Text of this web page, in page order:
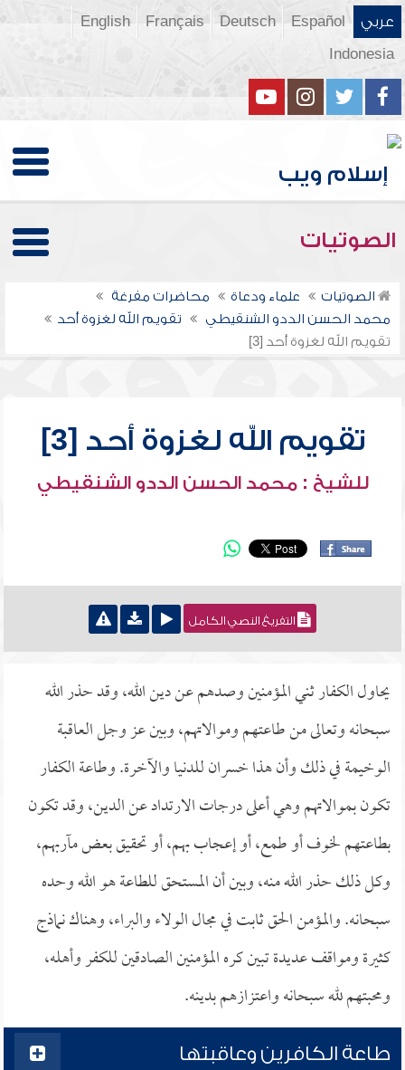
عربي Español
Deutsch
Français
English
Indonesia
الصوتيات
الصوتيات علماء ودعاة
محاضرات مفرغة
محمد الحسن الددو الشنقيطي
تقويم الله لغزوة أحد
تقويم الله لغزوة أحد [3]
تقويم الله لغزوة أحد [3]
للشيخ : محمد الحسن الددو الشنقيطي
التفريغ النصي الكامل
يحاول الكفار ثني المؤمنين وصدهم عن دين الله، وقد حذر الله
سبحانه وتعالى من طاعتهم وموالاتهم، وبين عز وجل العاقبة
الوخيمة في ذلك وأن هذا خسران للدنيا والآخرة. وطاعة الكفار
تكون بموالاتهم وهي أعلى درجات الارتداد عن الدين، وقد تكون
بطاعتهم لخوف أو طمع، أو إعجاب بهم، أو تحقيق بعض مآربهم،
وكل ذلك حذر الله منه، وبين أن المستحق للطاعة هو الله وحده
سبحانه. والمؤمن الحق ثابت في مجال الولاء والبراء، وهناك نماذج
كثيرة ومواقف عديدة تبين كره المؤمنين الصادقين للكفر وأهله،
ومحبتهم لله سبحانه واعتزازهم بدينه.
طاعة الكافرين وعاقبتها